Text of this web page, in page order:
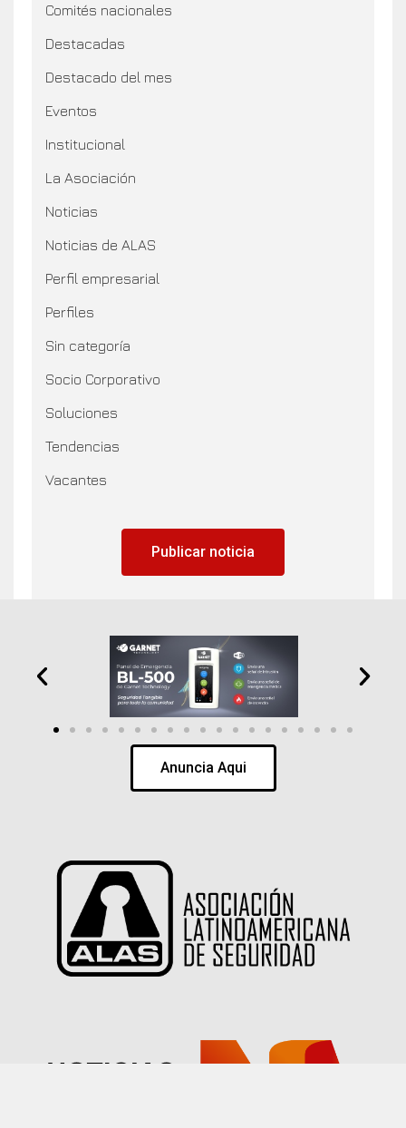
Comités nacionales
Destacadas
Destacado del mes
Eventos
Institucional
La Asociación
Noticias
Noticias de ALAS
Perfil empresarial
Perfiles
Sin categoría
Socio Corporativo
Soluciones
Tendencias
Vacantes
Publicar noticia
Anuncia Aqui